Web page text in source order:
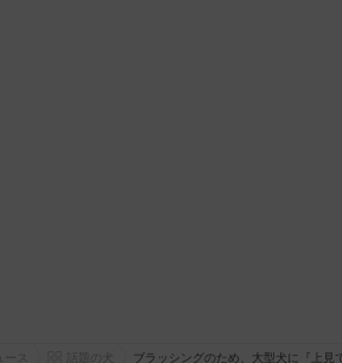
ブラッシングのため、大型犬に『上